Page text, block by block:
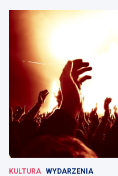
KULTURA WYDARZENIA